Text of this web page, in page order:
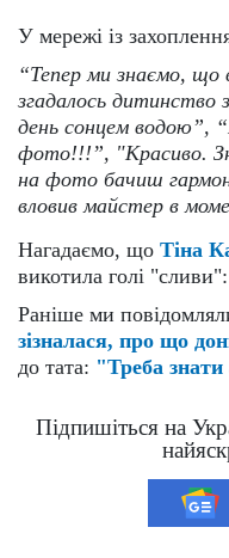
У мережі із
“Тепер ми знаємо, що
згадалось дитинство
день сонцем водою”,
фото!!!”, "Красиво.
на фото бачиш
вловив майстер в
Нагадаємо, що Тіна
викотила голі "сливи":
Раніше ми
зізналася, про що
до тата: "Треба
Підпишіться на